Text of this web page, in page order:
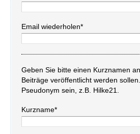
Email wiederholen*
Geben Sie bitte einen Kurznamen
Beiträge veröffentlicht werden
Pseudonym sein, z.B. Hilke21.
Kurzname*